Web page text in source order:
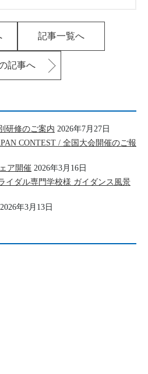
記事一覧へ
記事へ
研修のご案内 2026年7月27日
CONTEST / 全国大会開催のご報
ア開催 2026年3月16日
イダル専門学校様 ガイダンス風景
2026年3月13日